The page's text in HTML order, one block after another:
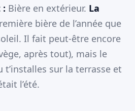
: Bière en extérieur. La
bière de l’année que
Il fait peut-être encore
après tout), mais le
sur la terrasse et
l’été.